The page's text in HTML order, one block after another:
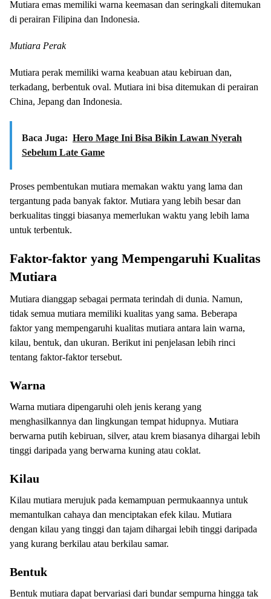
Mutiara emas memiliki warna keemasan dan seringkali ditemukan
di perairan Filipina dan Indonesia.
Mutiara Perak
Mutiara perak memiliki warna keabuan atau kebiruan dan,
terkadang, berbentuk oval. Mutiara ini bisa ditemukan di perairan
China, Jepang dan Indonesia.
Baca Juga: Hero Mage Ini Bisa Bikin Lawan Nyerah
Sebelum Late Game
Proses pembentukan mutiara memakan waktu yang lama dan
tergantung pada banyak faktor. Mutiara yang lebih besar dan
berkualitas tinggi biasanya memerlukan waktu yang lebih lama
untuk terbentuk.
Faktor-faktor yang Mempengaruhi Kualitas
Mutiara
Mutiara dianggap sebagai permata terindah di dunia. Namun,
tidak semua mutiara memiliki kualitas yang sama. Beberapa
faktor yang mempengaruhi kualitas mutiara antara lain warna,
kilau, bentuk, dan ukuran. Berikut ini penjelasan lebih rinci
tentang faktor-faktor tersebut.
Warna
Warna mutiara dipengaruhi oleh jenis kerang yang
menghasilkannya dan lingkungan tempat hidupnya. Mutiara
berwarna putih kebiruan, silver, atau krem ​​biasanya dihargai lebih
tinggi daripada yang berwarna kuning atau coklat.
Kilau
Kilau mutiara merujuk pada kemampuan permukaannya untuk
memantulkan cahaya dan menciptakan efek kilau. Mutiara
dengan kilau yang tinggi dan tajam dihargai lebih tinggi daripada
yang kurang berkilau atau berkilau samar.
Bentuk
Bentuk mutiara dapat bervariasi dari bundar sempurna hingga tak